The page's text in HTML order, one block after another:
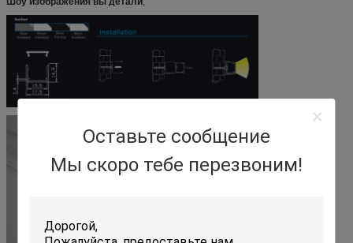
Оставьте сообщение
Мы скоро тебе перезвоним!